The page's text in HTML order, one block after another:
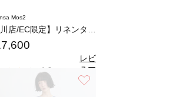
Mos2
4.0
レビ
ュー
を見
る